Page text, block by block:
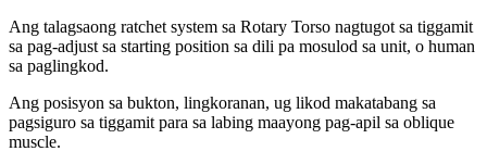
Ang talagsaong ratchet system sa Rotary Torso nagtugot sa tiggamit
sa pag-adjust sa starting position sa dili pa mosulod sa unit, o human
sa paglingkod.
Ang posisyon sa bukton, lingkoranan, ug likod makatabang sa
pagsiguro sa tiggamit para sa labing maayong pag-apil sa oblique
muscle.